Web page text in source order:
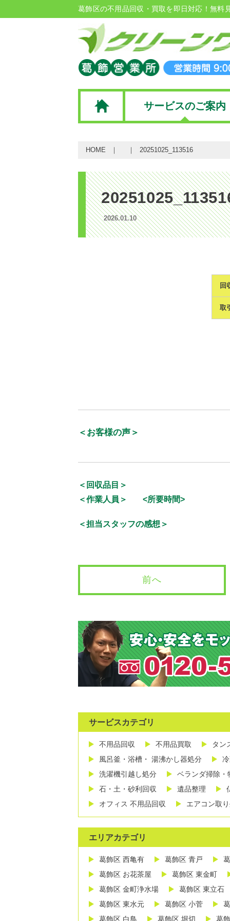
葛飾区の不用品回収・買取を即日対応！無料
サービスのご案内
HOME 20251025_113516
2026.01.10
回
取
＜お客様の声＞
＜回収品目＞
＜作業人員＞
<所要時間>
＜担当スタッフの感想＞
前へ
サービスカテゴリ
不用品回収 不用品買取 タン
風呂釜・浴槽・ 湯沸かし器処分
洗濯機引越し処分
ベランダ掃除・
石・土・砂利回収
遺品整理
オフィス 不用品回収
エアコン取
エリアカテゴリ
葛飾区 西亀有 葛飾区 青戸
葛飾区 お花茶屋
葛飾区 東金町
葛飾区 金町浄水場
葛飾区 東立石
葛飾区 東水元
葛飾区 小菅
葛飾区 白鳥
葛飾区 堀切 葛